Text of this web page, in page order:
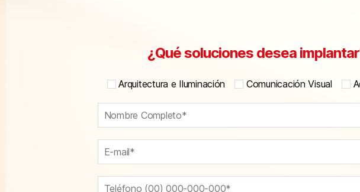
¿Qué soluciones desea
Arquitectura e Iluminación Comunicación Visual